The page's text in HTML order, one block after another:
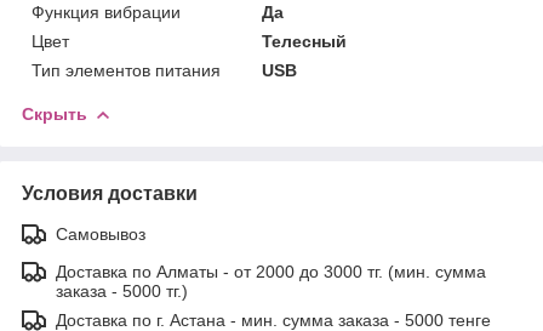
Функция вибрации
Да
Цвет
Телесный
Тип элементов питания
USB
Скрыть
Условия доставки
Самовывоз
Доставка по Алматы - от 2000 до 3000 тг. (мин. сумма
заказа - 5000 тг.)
Доставка по г. Астана - мин. сумма заказа - 5000 тенге